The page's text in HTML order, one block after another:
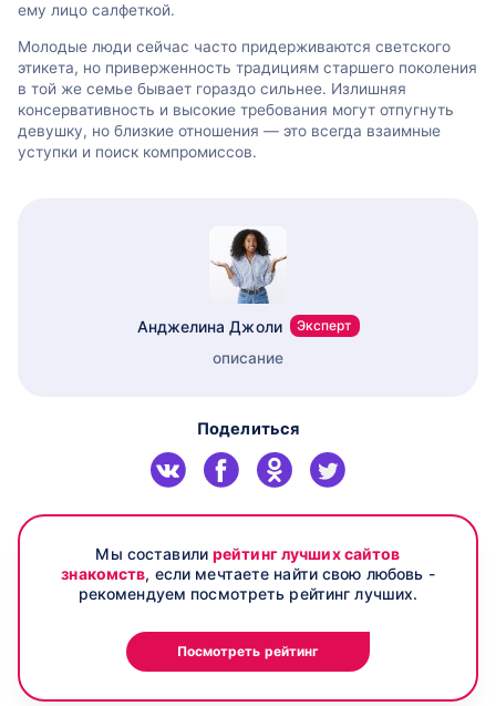
ему лицо салфеткой.
Молодые люди сейчас часто придерживаются светского
этикета, но приверженность традициям старшего поколения
в той же семье бывает гораздо сильнее. Излишняя
консервативность и высокие требования могут отпугнуть
девушку, но близкие отношения — это всегда взаимные
уступки и поиск компромиссов.
Анджелина Джоли Эксперт
описание
Поделиться
Мы составилирейтинг лучших сайтов
знакомств, если мечтаете найти свою любовь -
рекомендуем посмотреть рейтинг лучших.
Посмотреть рейтинг